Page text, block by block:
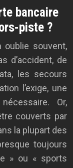
bancaire
piste ?
oublie souvent,
d’accident, de
les secours
l’exige, une
Or,
couverts par
la plupart des
toujours
» ou « sports